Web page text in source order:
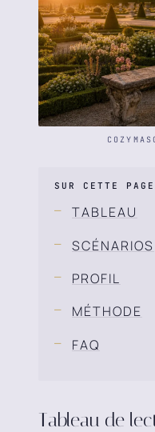
SUR CETTE PAGE
TABLEAU
SCÉNARIOS
PROFIL
MÉTHODE
FAQ
Tableau de